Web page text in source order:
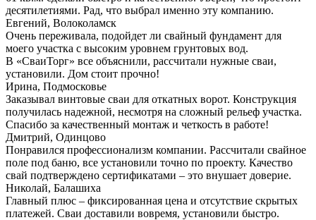
десятилетиями. Рад, что выбрал именно эту компанию.
Евгений, Волоколамск
Очень переживала, подойдет ли свайный фундамент для
моего участка с высоким уровнем грунтовых вод.
В «СваиТорг» все объяснили, рассчитали нужные сваи,
установили. Дом стоит прочно!
Ирина, Подмосковье
Заказывал винтовые сваи для откатных ворот. Конструкция
получилась надежной, несмотря на сложный рельеф участка.
Спасибо за качественный монтаж и четкость в работе!
Дмитрий, Одинцово
Понравился профессионализм компании. Рассчитали свайное
поле под баню, все установили точно по проекту. Качество
свай подтверждено сертификатами – это внушает доверие.
Николай, Балашиха
Главный плюс – фиксированная цена и отсутствие скрытых
платежей. Сваи доставили вовремя, установили быстро.